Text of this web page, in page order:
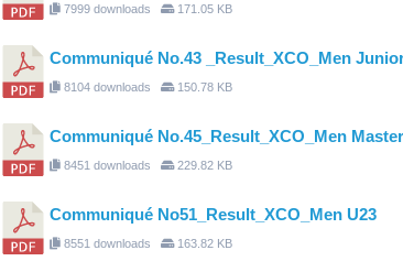
7999 downloads 171.05 KB
Communiqué No.43 _Result_XCO_Men
8104 downloads 150.78 KB
Communiqué No.45_Result_XCO_Men
8451 downloads 229.82 KB
Communiqué No51_Result_XCO_Men U23
8551 downloads 163.82 KB